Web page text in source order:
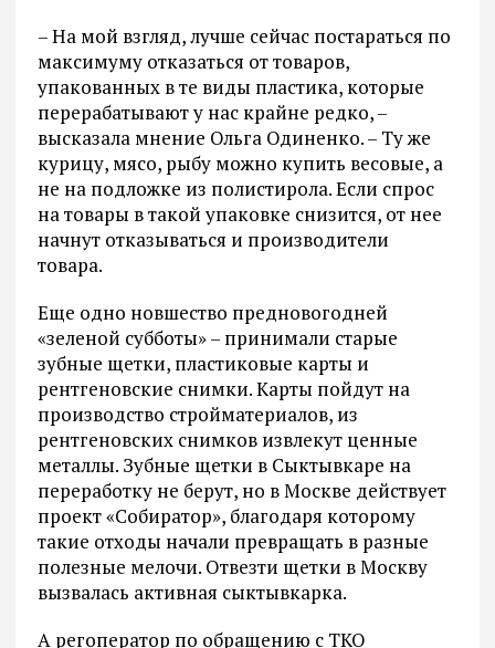
– На мой взгляд, лучше сейчас постараться по
максимуму отказаться от товаров,
упакованных в те виды пластика, которые
перерабатывают у нас крайне редко, –
высказала мнение Ольга Одиненко. – Ту же
курицу, мясо, рыбу можно купить весовые, а
не на подложке из полистирола. Если спрос
на товары в такой упаковке снизится, от нее
начнут отказываться и производители
товара.
Еще одно новшество предновогодней
«зеленой субботы» – принимали старые
зубные щетки, пластиковые карты и
рентгеновские снимки. Карты пойдут на
производство стройматериалов, из
рентгеновских снимков извлекут ценные
металлы. Зубные щетки в Сыктывкаре на
переработку не берут, но в Москве действует
проект «Собиратор», благодаря которому
такие отходы начали превращать в разные
полезные мелочи. Отвезти щетки в Москву
вызвалась активная сыктывкарка.
А регоператор по обращению с ТКО